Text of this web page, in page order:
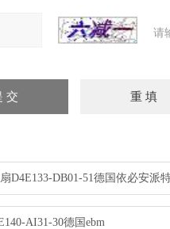
请
D4E133-DB01-51德国依必安派
AI31-30德国ebm